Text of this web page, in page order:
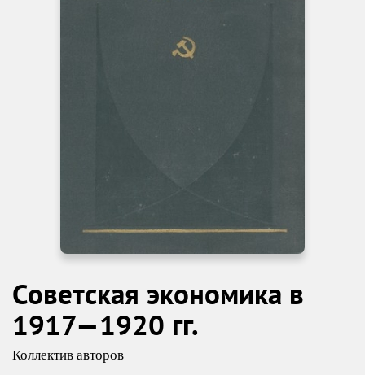
Советская экономика в
1917—1920 гг.
Коллектив авторов